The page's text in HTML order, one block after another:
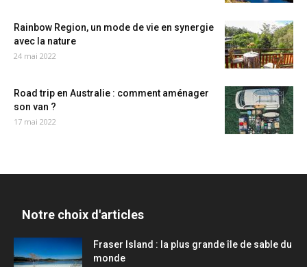
Rainbow Region, un mode de vie en synergie
avec la nature
24 mai 2022
Road trip en Australie : comment aménager
son van ?
17 mai 2022
Notre choix d'articles
Fraser Island : la plus grande île de sable du
monde